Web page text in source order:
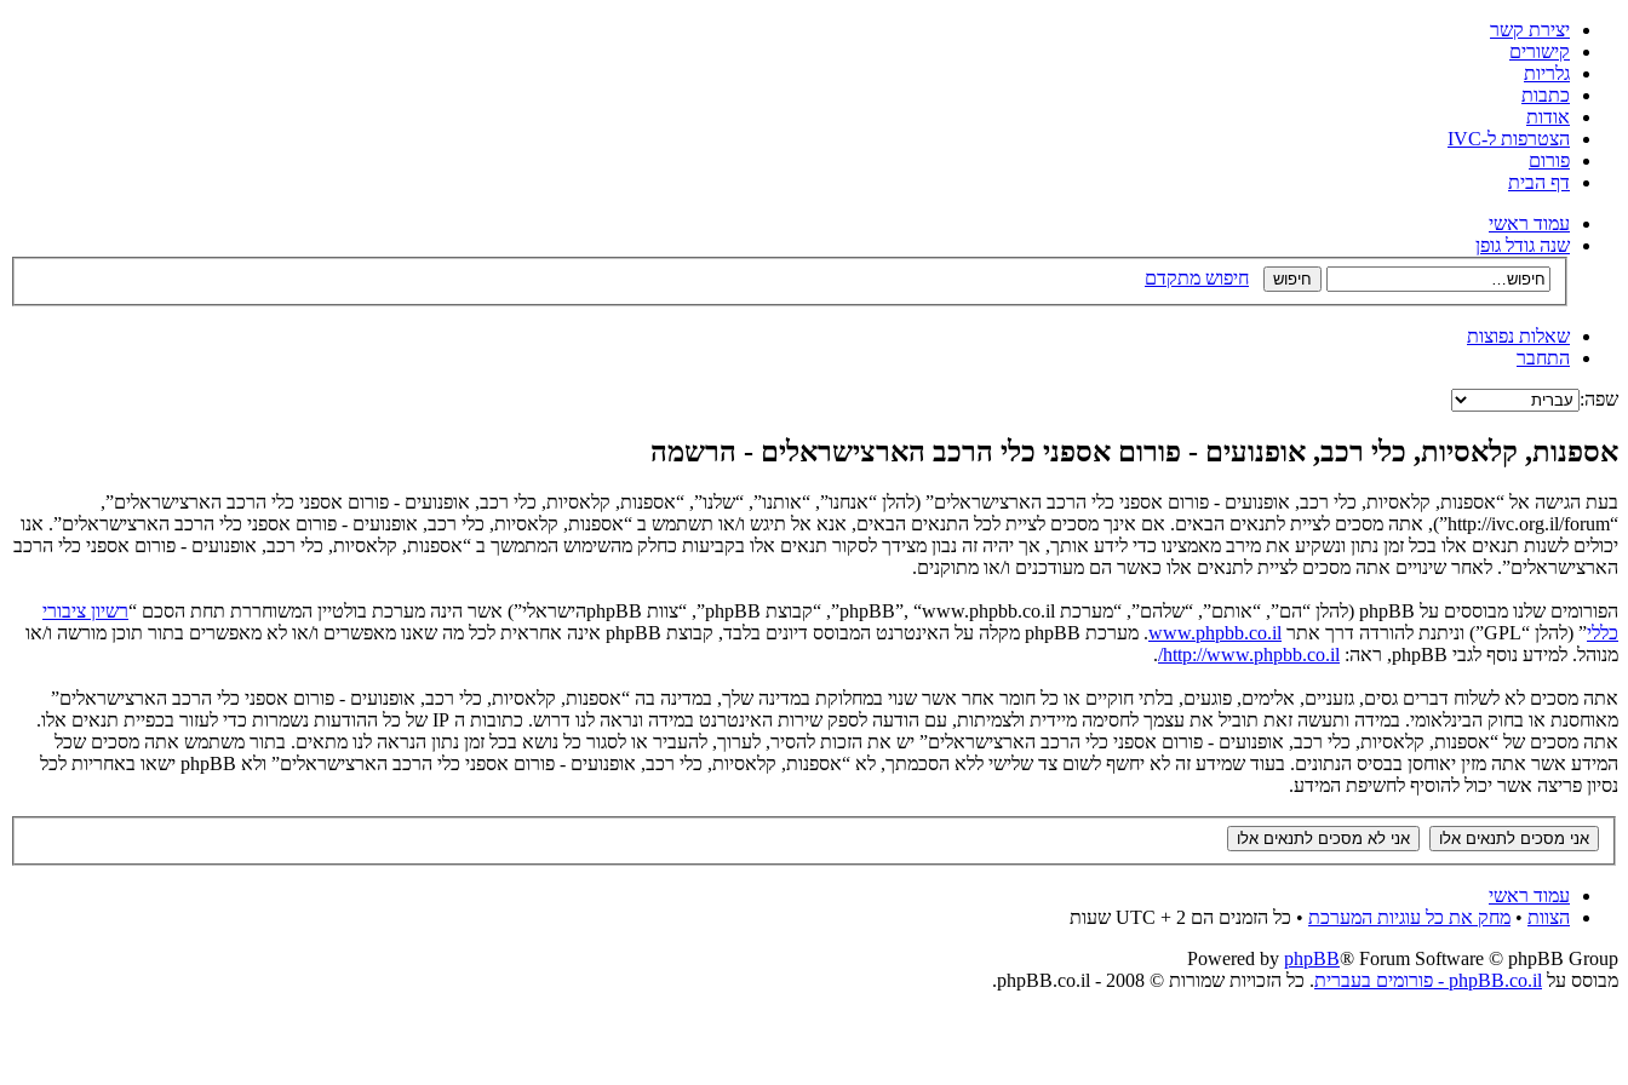
יצירת קשר
קישורים
גלריות
כתבות
אודות
הצטרפות ל-IVC
פורום
דף הבית
עמוד ראשי
שנה גודל גופן
חיפוש מתקדם
שאלות נפוצות
התחבר
שפה:
אספנות, קלאסיות, כלי רכב, אופנועים - פורום אספני כלי הרכב הארצישראלים - הרשמה
בעת הגישה אל “אספנות, קלאסיות, כלי רכב, אופנועים - פורום אספני כלי הרכב הארצישראלים” (להלן “אנחנו”, “אותנו”, “שלנו”, “אספנות, קלאסיות, כלי רכב, אופנועים - פורום אספני כלי הרכב הארצישראלים”,
“http://ivc.org.il/forum”), אתה מסכים לציית לתנאים הבאים. אם אינך מסכים לציית לכל התנאים הבאים, אנא אל תיגש ו/או תשתמש ב “אספנות, קלאסיות, כלי רכב, אופנועים - פורום אספני כלי הרכב הארצישראלים”. אנו
יכולים לשנות תנאים אלו בכל זמן נתון ונשקיע את מירב מאמצינו כדי לידע אותך, אך יהיה זה נבון מצידך לסקור תנאים אלו בקביעות כחלק מהשימוש המתמשך ב “אספנות, קלאסיות, כלי רכב, אופנועים - פורום אספני כלי הרכב
הארצישראלים”. לאחר שינויים אתה מסכים לציית לתנאים אלו כאשר הם מעודכנים ו/או מתוקנים.
הפורומים שלנו מבוססים על phpBB (להלן “הם”, “אותם”, “שלהם”, “מערכת phpBB”, “www.phpbb.co.il”, “קבוצת phpBB”, “צוות phpBBהישראלי”) אשר הינה מערכת בולטיין המשוחררת תחת הסכם “
רשיון ציבורי
כללי” (להלן “GPL”) וניתנת להורדה דרך אתר www.phpbb.co.il
. מערכת phpBB מקלה על האינטרנט המבוסס דיונים בלבד, קבוצת phpBB אינה אחראית לכל מה שאנו מאפשרים ו/או לא מאפשרים בתור תוכן מורשה ו/או
מנוהל. למידע נוסף לגבי phpBB, ראה:
http://www.phpbb.co.il/
.
אתה מסכים לא לשלוח דברים גסים, גזעניים, אלימים, פוגעים, בלתי חוקיים או כל חומר אחר אשר שנוי במחלוקת במדינה שלך, במדינה בה “אספנות, קלאסיות, כלי רכב, אופנועים - פורום אספני כלי הרכב הארצישראלים”
מאוחסנת או בחוק הבינלאומי. במידה ותעשה זאת תוביל את עצמך לחסימה מיידית ולצמיתות, עם הודעה לספק שירות האינטרנט במידה ונראה לנו דרוש. כתובות ה IP של כל ההודעות נשמרות כדי לעזור בכפיית תנאים אלו.
אתה מסכים של “אספנות, קלאסיות, כלי רכב, אופנועים - פורום אספני כלי הרכב הארצישראלים” יש את הזכות להסיר, לערוך, להעביר או לסגור כל נושא בכל זמן נתון הנראה לנו מתאים. בתור משתמש אתה מסכים שכל
המידע אשר אתה מזין יאוחסן בבסיס הנתונים. בעוד שמידע זה לא יחשף לשום צד שלישי ללא הסכמתך, לא “אספנות, קלאסיות, כלי רכב, אופנועים - פורום אספני כלי הרכב הארצישראלים” ולא phpBB ישאו באחריות לכל
נסיון פריצה אשר יכול להוסיף לחשיפת המידע.
עמוד ראשי
הצוות • מחק את כל עוגיות המערכת • כל הזמנים הם UTC + 2 שעות
Powered by phpBB® Forum Software © phpBB Group
מבוסס על phpBB.co.il - פורומים בעברית . כל הזכויות שמורות © 2008 - phpBB.co.il.